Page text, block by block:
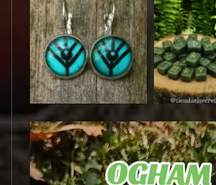
Reproductor
de
vídeo